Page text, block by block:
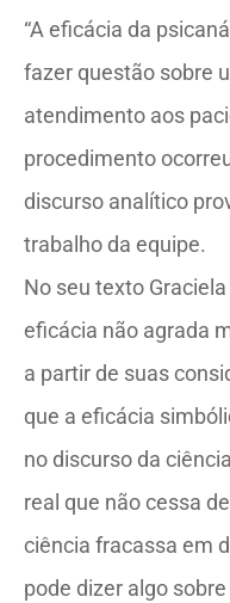
“A eficácia da
fazer questão sobre
atendimento aos
procedimento
discurso analítico
trabalho da equipe.
No seu texto
eficácia não agrada
a partir de suas
que a eficácia
no discurso da
real que não cessa
ciência fracassa em
pode dizer algo